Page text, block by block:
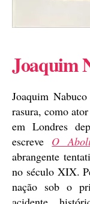
Joaquim
Joaquim
rasura, como
em Londres
escreve O
abrangente
no século XIX.
nação sob o